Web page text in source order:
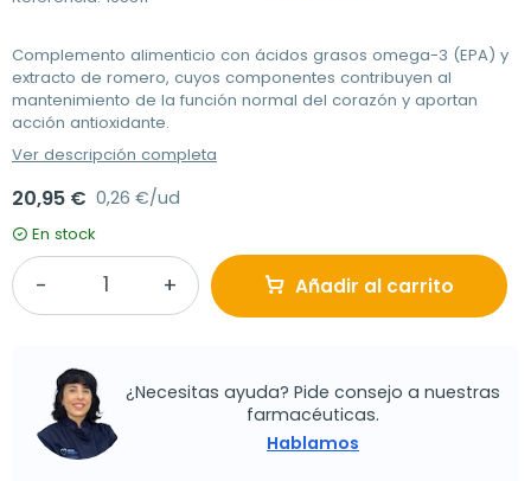
Complemento alimenticio con ácidos grasos omega-3 (EPA) y
extracto de romero, cuyos componentes contribuyen al
mantenimiento de la función normal del corazón y aportan
acción antioxidante.
Ver descripción completa
20,95 € 0,26 €/ud
En stock
Añadir al carrito
¿Necesitas ayuda? Pide consejo a nuestras
farmacéuticas.
Hablamos